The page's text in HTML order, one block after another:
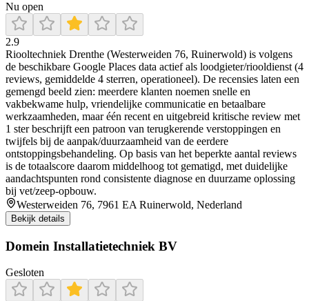
Nu open
2.9
Riooltechniek Drenthe (Westerweiden 76, Ruinerwold) is volgens
de beschikbare Google Places data actief als loodgieter/riooldienst (4
reviews, gemiddelde 4 sterren, operationeel). De recensies laten een
gemengd beeld zien: meerdere klanten noemen snelle en
vakbekwame hulp, vriendelijke communicatie en betaalbare
werkzaamheden, maar één recent en uitgebreid kritische review met
1 ster beschrijft een patroon van terugkerende verstoppingen en
twijfels bij de aanpak/duurzaamheid van de eerdere
ontstoppingsbehandeling. Op basis van het beperkte aantal reviews
is de totaalscore daarom middelhoog tot gematigd, met duidelijke
aandachtspunten rond consistente diagnose en duurzame oplossing
bij vet/zeep-opbouw.
Westerweiden 76, 7961 EA Ruinerwold, Nederland
Bekijk details
Domein Installatietechniek BV
Gesloten